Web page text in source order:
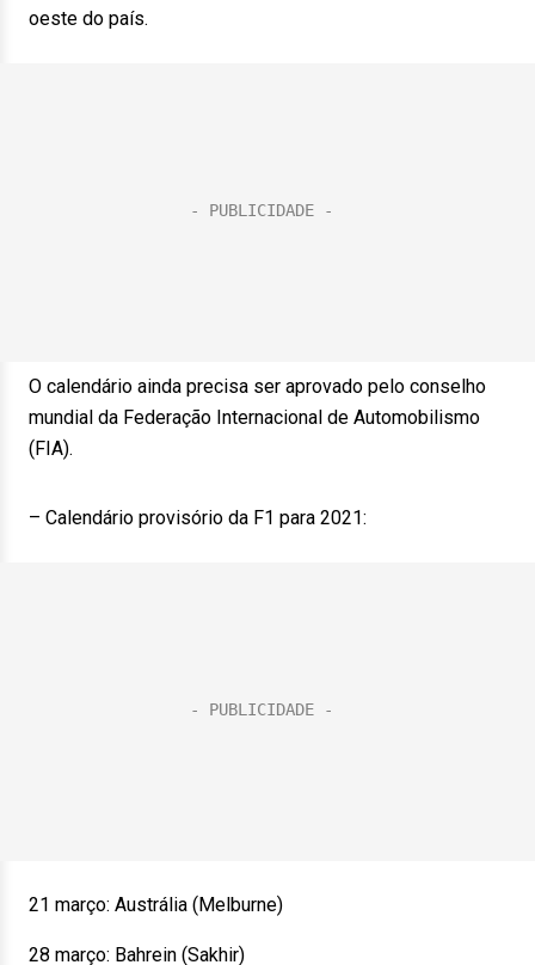
oeste do país.
O calendário ainda precisa ser aprovado pelo conselho
mundial da Federação Internacional de Automobilismo
(FIA).
– Calendário provisório da F1 para 2021:
21 março: Austrália (Melburne)
28 março: Bahrein (Sakhir)